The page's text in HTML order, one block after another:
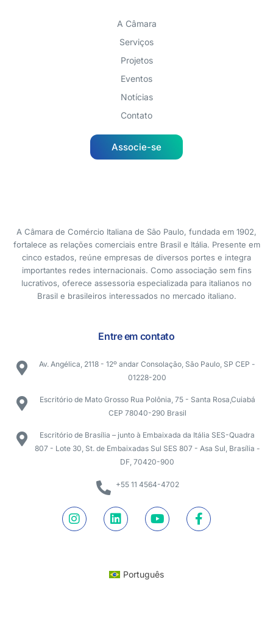
A Câmara
Serviços
Projetos
Eventos
Notícias
Contato
Associe-se
A Câmara de Comércio Italiana de São Paulo, fundada em 1902,
fortalece as relações comerciais entre Brasil e Itália. Presente em
cinco estados, reúne empresas de diversos portes e integra
importantes redes internacionais. Como associação sem fins
lucrativos, oferece assessoria especializada para italianos no
Brasil e brasileiros interessados no mercado italiano.
Entre em contato
Av. Angélica, 2118 - 12º andar Consolação, São Paulo, SP CEP -
01228-200
Escritório de Mato Grosso Rua Polônia, 75 - Santa Rosa,Cuiabá
CEP 78040-290 Brasil
Escritório de Brasília – junto à Embaixada da Itália SES-Quadra
807 - Lote 30, St. de Embaixadas Sul SES 807 - Asa Sul, Brasília -
DF, 70420-900
+55 11 4564-4702
Português